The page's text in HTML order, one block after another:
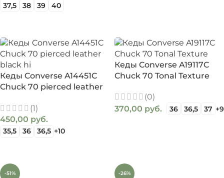
37,5 38 39 40
Кеды Converse A14451C
Chuck 70 pierced leather
(1)
450,00 руб.
35,5 36 36,5 +10
Кеды Converse A19117C
Chuck 70 Tonal Texture
(0)
370,00 руб. 36 36,5 37 +9
-51% -26%